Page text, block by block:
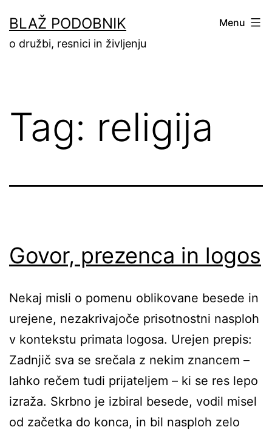
to
content
BLAŽ PODOBNIK
o družbi, resnici in življenju
Menu
Tag: religija
Govor, prezenca in logos
Nekaj misli o pomenu oblikovane besede in
urejene, nezakrivajoče prisotnostni nasploh
v kontekstu primata logosa. Urejen prepis:
Zadnjič sva se srečala z nekim znancem –
lahko rečem tudi prijateljem – ki se res lepo
izraža. Skrbno je izbiral besede, vodil misel
od začetka do konca, in bil nasploh zelo